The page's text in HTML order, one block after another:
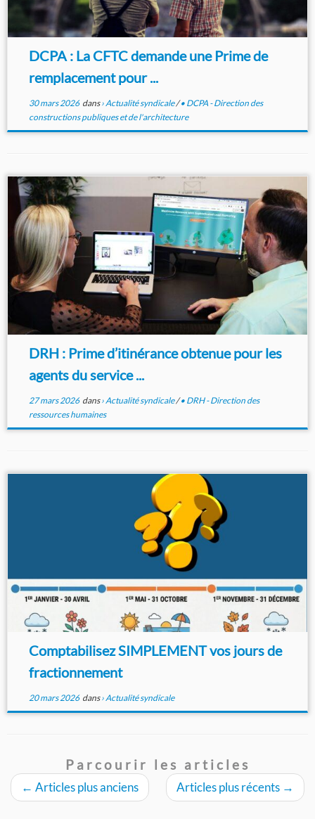
DCPA : La CFTC demande une Prime de
remplacement pour ...
30 mars 2026dans› Actualité syndicale/• DCPA - Direction des
constructions publiques et de l'architecture
DRH : Prime d’itinérance obtenue pour les
agents du service ...
27 mars 2026dans› Actualité syndicale/• DRH - Direction des
ressources humaines
Comptabilisez SIMPLEMENT vos jours de
fractionnement
20 mars 2026dans› Actualité syndicale
Parcourir les articles
← Articles plus anciens Articles plus récents →